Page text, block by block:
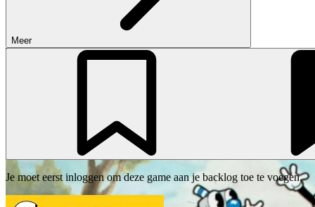
Meer
Je moet eerst inloggen om deze game aan je backlog toe te voegen.